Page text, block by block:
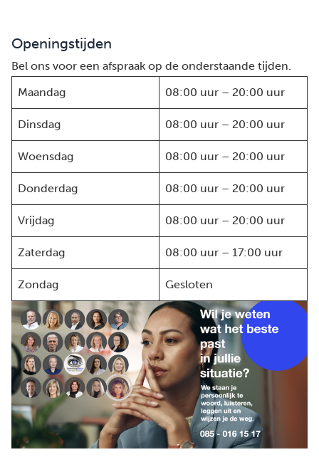
Openingstijden
Bel ons voor een afspraak op de onderstaande tijden.
Maandag
08:00 uur – 20:00 uur
Dinsdag 08:00 uur – 20:00 uur
Woensdag 08:00 uur – 20:00 uur
Donderdag 08:00 uur – 20:00 uur
Vrijdag 08:00 uur – 20:00 uur
Zaterdag 08:00 uur – 17:00 uur
Zondag Gesloten